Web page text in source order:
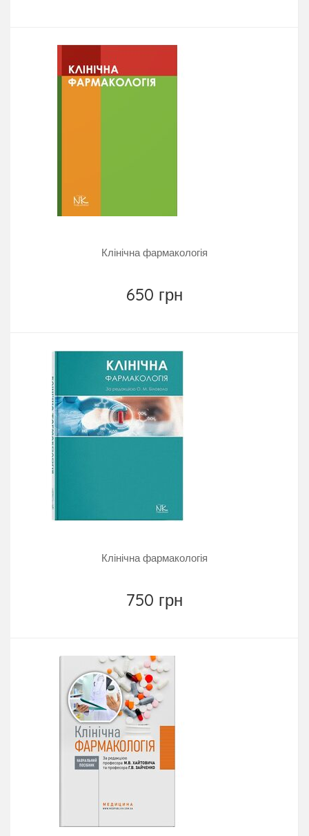
Клінічна фармакологія
650 грн
Клінічна фармакологія
750 грн